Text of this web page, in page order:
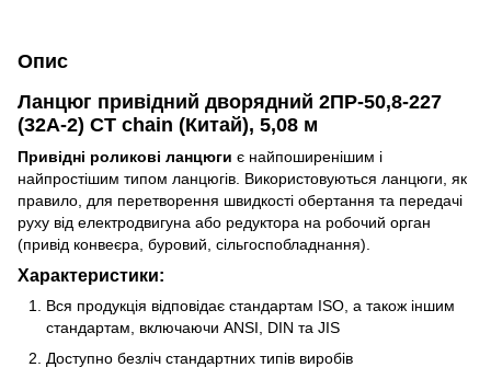
Опис
Ланцюг привідний дворядний 2ПР-50,8-227
(32A-2) CT chain (Китай), 5,08 м
Привідні роликові ланцюги є найпоширенішим і
найпростішим типом ланцюгів. Використовуються ланцюги, як
правило, для перетворення швидкості обертання та передачі
руху від електродвигуна або редуктора на робочий орган
(привід конвеєра, буровий, сільгоспобладнання).
Характеристики:
Вся продукція відповідає стандартам ISO, а також іншим
стандартам, включаючи ANSI, DIN та JIS
Доступно безліч стандартних типів виробів